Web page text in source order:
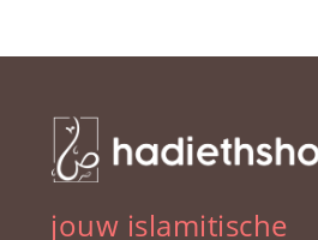
jouw islamitische